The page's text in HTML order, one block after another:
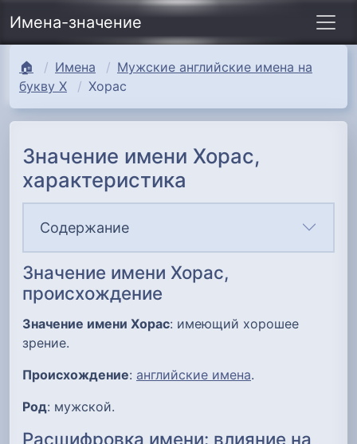
Имена-значение
🏠 Имена
Мужские английские имена на
букву Х
Хорас
Значение имени Хорас,
характеристика
Содержание
Значение имени Хорас,
происхождение
Значение имени Хорас: имеющий хорошее
зрение.
Происхождение: английские имена.
Род: мужской.
Расшифровка имени: влияние на